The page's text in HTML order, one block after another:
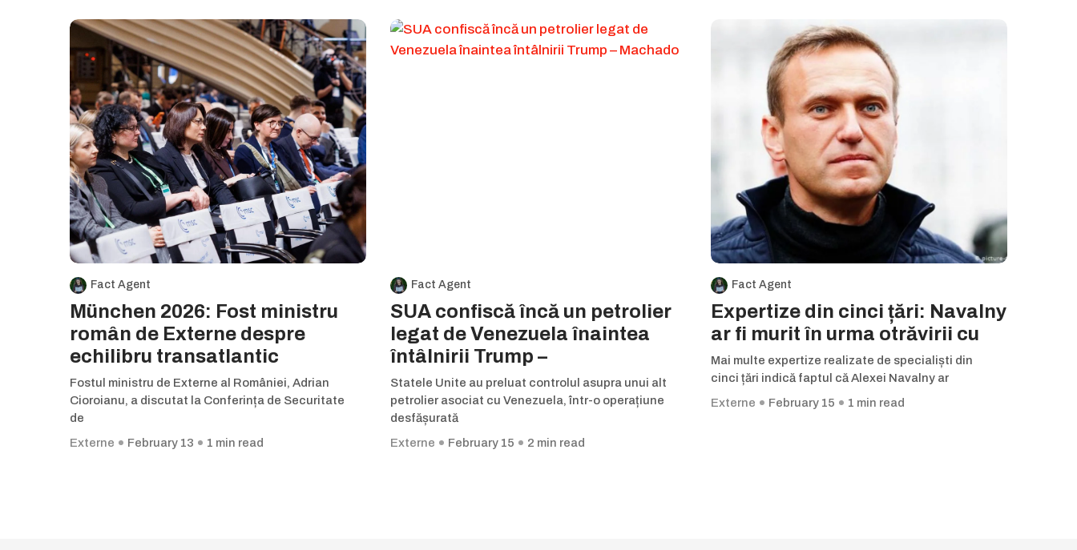
Fact Agent
München 2026: Fost ministru
român de Externe despre
echilibru transatlantic
Fostul ministru de Externe al României, Adrian
Cioroianu, a discutat la Conferința de Securitate
de
Externe
February 13 1 min read
Fact Agent
SUA confiscă încă un petrolier
legat de Venezuela înaintea
întâlnirii Trump –
Statele Unite au preluat controlul asupra unui alt
petrolier asociat cu Venezuela, într-o operațiune
desfășurată
Externe
February 15 2 min read
Fact Agent
Expertize din cinci țări: Navalny
ar fi murit în urma otrăvirii cu
Mai multe expertize realizate de specialiști din
cinci țări indică faptul că Alexei Navalny ar
Externe
February 15 1 min read